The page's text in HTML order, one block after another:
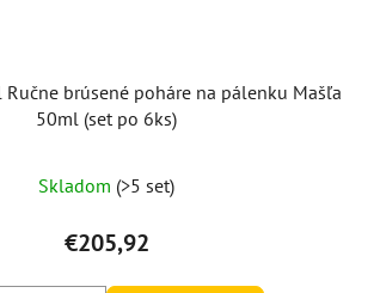
Ručne brúsené poháre na pálenku Mašľa
50ml (set po 6ks)
Skladom (>5 set)
€205,92